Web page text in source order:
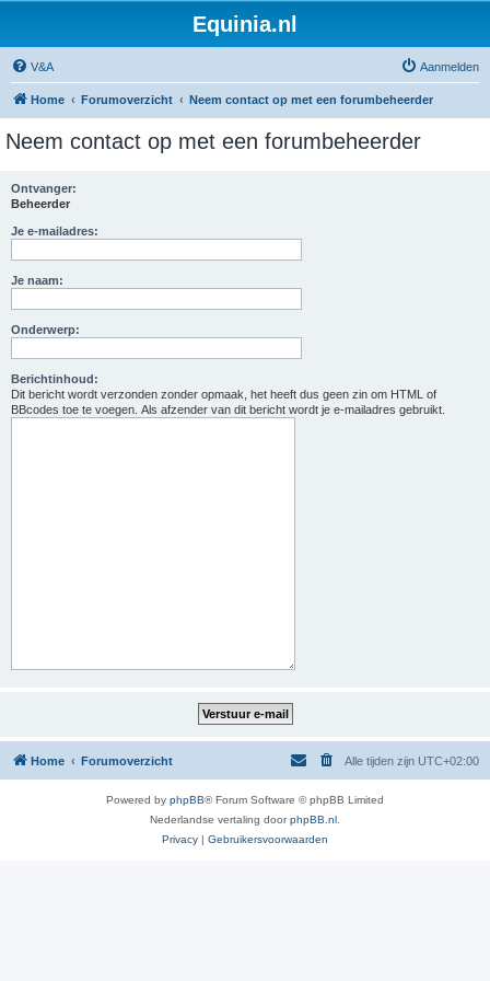
Equinia.nl
V&A Aanmelden
Home Forumoverzicht Neem contact op met een forumbeheerder
Neem contact op met een forumbeheerder
Ontvanger:
Beheerder
Je e-mailadres:
Je naam:
Onderwerp:
Berichtinhoud:
Dit bericht wordt verzonden zonder opmaak, het heeft dus geen zin om HTML of
BBcodes toe te voegen. Als afzender van dit bericht wordt je e-mailadres gebruikt.
Home Forumoverzicht Alle tijden zijn UTC+02:00
Powered by phpBB® Forum Software © phpBB Limited
Nederlandse vertaling doorphpBB.nl
Privacy | Gebruikersvoorwaarden